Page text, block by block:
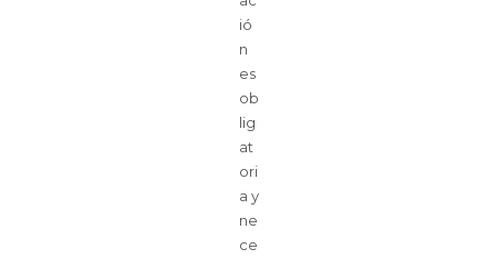
ió
n
es
ob
lig
at
ori
a y
ne
ce